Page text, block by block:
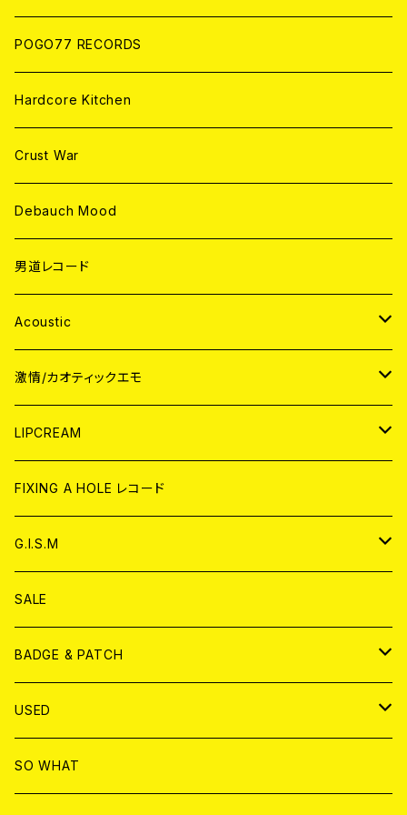
POGO77 RECORDS
Hardcore Kitchen
Crust War
Debauch Mood
男道レコード
Acoustic
JAPAN
CD
ANALOG
WORLD
CD
ANALOG
激情/カオティックエモ
JAPAN
CD
ANALOG
WORLD
CD
ANALOG
LIPCREAM
CD
アナログ
DVD
T-shirt & WEAR
FIXING A HOLE レコード
G.I.S.M
CD
ANALOG
T-SHIRT & WEAR
DVD
SALE
BADGE & PATCH
BADGE
PATCH
USED
書籍
SO WHAT